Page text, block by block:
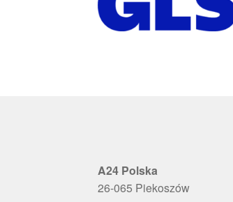
A24 Polska
26-065 Piekoszów